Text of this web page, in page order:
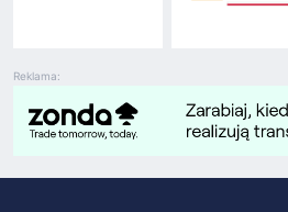
Reklama: